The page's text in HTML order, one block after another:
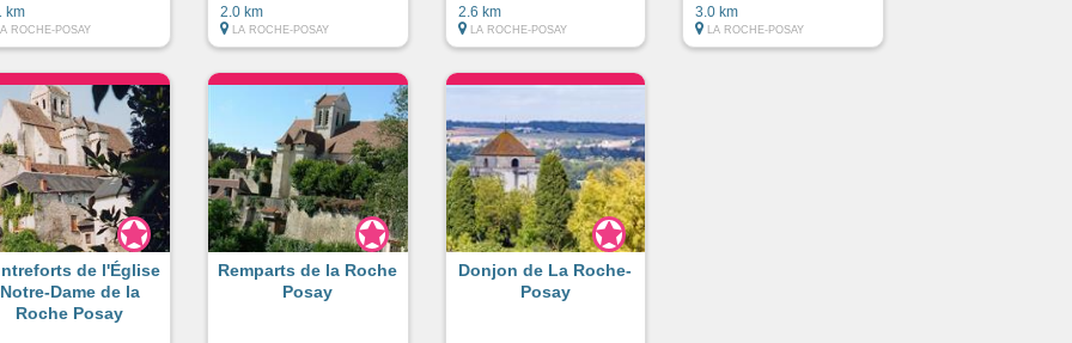
km
ROCHE-POSAY
2.0 km
LA ROCHE-POSAY
2.6 km
LA ROCHE-POSAY
3.0 km
LA ROCHE-POSAY
de l'Église
Notre-Dame de la
Roche Posay
Remparts de la Roche
Posay
Donjon de La Roche-
Posay